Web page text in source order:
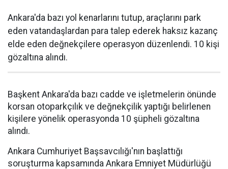
Ankara'da bazı yol kenarlarını tutup, araçlarını park
eden vatandaşlardan para talep ederek haksız kazanç
elde eden değnekçilere operasyon düzenlendi. 10 kişi
gözaltına alındı.
Başkent Ankara'da bazı cadde ve işletmelerin önünde
korsan otoparkçılık ve değnekçilik yaptığı belirlenen
kişilere yönelik operasyonda 10 şüpheli gözaltına
alındı.
Ankara Cumhuriyet Başsavcılığı'nın başlattığı
soruşturma kapsamında Ankara Emniyet Müdürlüğü